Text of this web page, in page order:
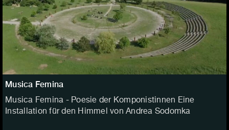
Musica Femina
Musica Femina - Poesie der Komponistinnen Eine
Installation für den Himmel von Andrea Sodomka